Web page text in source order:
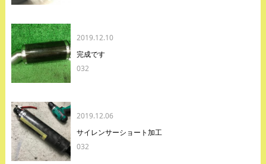
2019.12.10
完成です
032
2019.12.06
サイレンサーショート加工
032